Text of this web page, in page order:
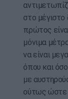
στο μέγιστο
πρώτος
μόνιμα
να είναι
όπου και
με
ούτως ώστε